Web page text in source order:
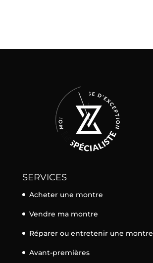
SERVICES
Acheter une montre
Vendre ma montre
Réparer ou entretenir une montre
Avant-premières